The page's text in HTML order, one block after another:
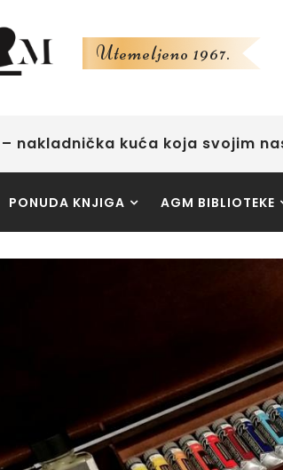
Utemeljeno 1967.
– nakladnička kuća koja svojim
PONUDA KNJIGA AGM BIBLIOTEKE